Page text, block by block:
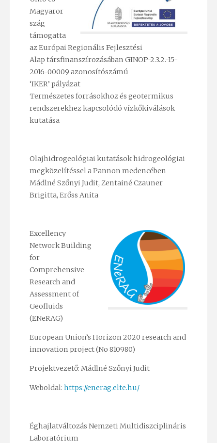
Magyaror
szág
támogatta
az Európai Regionális Fejlesztési
Alap társfinanszírozásában GINOP-2.3.2.-15-
2016-00009 azonosítószámú
‘IKER’ pályázat
Természetes forrásokhoz és geotermikus
rendszerekhez kapcsolódó vízkőkiválások
kutatása
Olajhidrogeológiai kutatások hidrogeológiai
megközelítéssel a Pannon medencében
Mádlné Szőnyi Judit, Zentainé Czauner
Brigitta, Erőss Anita
Excellency
Network Building
for
Comprehensive
Research and
Assessment of
Geofluids
(ENeRAG)
European Union’s Horizon 2020 research and
innovation project (No 810980)
Projektvezető: Mádlné Szőnyi Judit
Weboldal: https://enerag.elte.hu/
Éghajlatváltozás Nemzeti Multidiszciplináris
Laboratórium